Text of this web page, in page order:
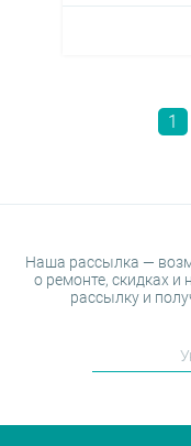
1
Наша рассылка —
о ремонте, скидках и
рассылку и